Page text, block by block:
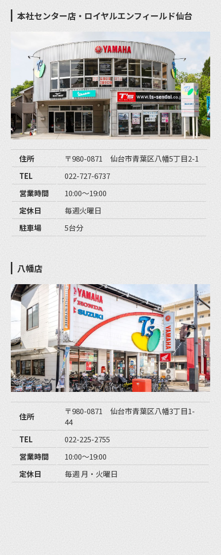
本社センター店・ロイヤルエンフィールド仙台
住所
〒980-0871 仙台市青葉区八幡5丁目2-1
TEL
022-727-6737
営業時間
10:00〜19:00
定休日
毎週火曜日
駐車場
5台分
八幡店
住所
〒980-0871 仙台市青葉区八幡3丁目1-
44
TEL
022-225-2755
営業時間
10:00〜19:00
定休日
毎週 月・火曜日